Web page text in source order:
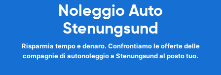
Noleggio Auto
Stenungsund
Risparmia tempo e denaro. Confrontiamo le offerte delle
compagnie di autonoleggio a Stenungsund al posto tuo.